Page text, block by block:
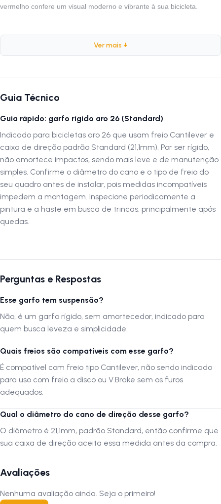
vermelho confere um visual moderno e vibrante à sua bicicleta.
Marca:Pimont
Aro:26 BC
Tamanho da Espiga: 175mm
Tipo de Freio:Cantilever
Cor:Vermelho
Por que escolher o Garfo Bike Aro 26 Pimont Standard Vermelho
OGarfo Pimont Standard Vermelhocombina resistência e design
vibrante. O corpo em aço garante durabilidade e estabilidade,
enquanto a espiga de 175mm proporciona um encaixe seguro e
confortável no quadro da bicicleta. O freio cantilever assegura controle
Autenticação de montagem correta
instalação em oficina especializada.
A LOJA NA PISTAnão se responsabiliza por montagem inadequada
compra.
Siga-nos no Instagram:@lojanapista
Assista no YouTube:
Ver mais ↓
Guia Técnico
Guia rápido: garfo rígido aro 26 (Standard)
Indicado para bicicletas aro 26 que usam freio Cantilever e
caixa de direção padrão Standard (21,1mm). Por ser rígido,
não amortece impactos, sendo mais leve e de manutenção
simples. Confirme o diâmetro do cano e o tipo de freio do
seu quadro antes de instalar, pois medidas incompatíveis
impedem a montagem. Inspecione periodicamente a
pintura e a haste em busca de trincas, principalmente após
quedas.
Perguntas e Respostas
Esse garfo tem suspensão?
Não, é um garfo rígido, sem amortecedor, indicado para
quem busca leveza e simplicidade.
Quais freios são compatíveis com esse garfo?
É compatível com freio tipo Cantilever, não sendo indicado
para uso com freio a disco ou V.Brake sem os furos
adequados.
Qual o diâmetro do cano de direção desse garfo?
O diâmetro é 21,1mm, padrão Standard, então confirme que
sua caixa de direção aceita essa medida antes da compra.
Avaliações
Nenhuma avaliação ainda. Seja o primeiro!